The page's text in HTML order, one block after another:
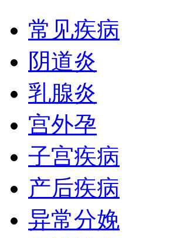
常见疾病
阴道炎
乳腺炎
宫外孕
子宫疾病
产后疾病
异常分娩